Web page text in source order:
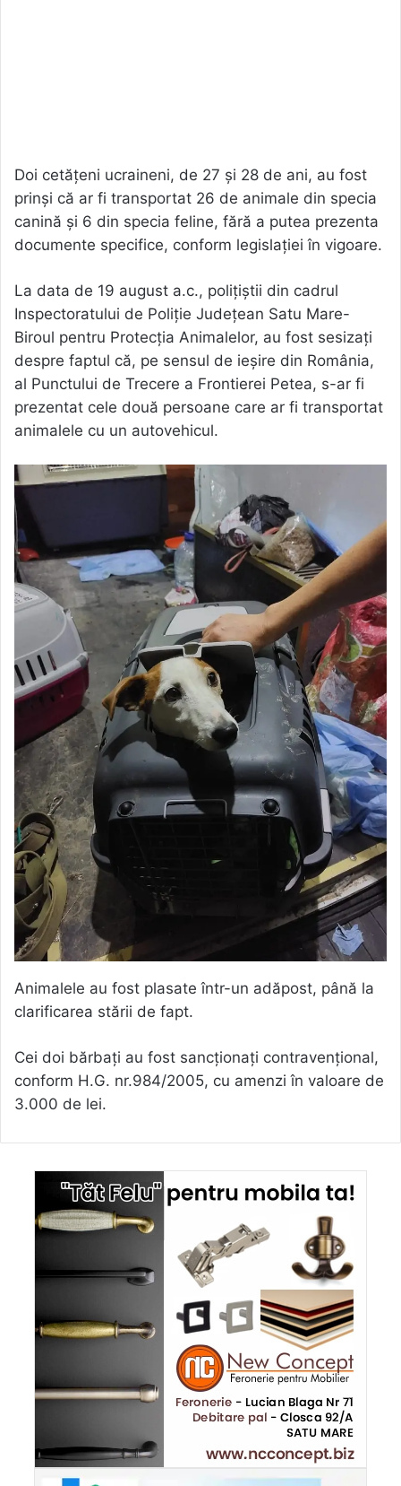
Doi cetățeni ucraineni, de 27 și 28 de ani, au fost
prinși că ar fi transportat 26 de animale din specia
canină și 6 din specia feline, fără a putea prezenta
documente specifice, conform legislației în vigoare.
La data de 19 august a.c., polițiștii din cadrul
Inspectoratului de Poliție Județean Satu Mare-
Biroul pentru Protecția Animalelor, au fost sesizați
despre faptul că, pe sensul de ieșire din România,
al Punctului de Trecere a Frontierei Petea, s-ar fi
prezentat cele două persoane care ar fi transportat
animalele cu un autovehicul.
Animalele au fost plasate într-un adăpost, până la
clarificarea stării de fapt.
Cei doi bărbați au fost sancționați contravențional,
conform H.G. nr.984/2005, cu amenzi în valoare de
3.000 de lei.